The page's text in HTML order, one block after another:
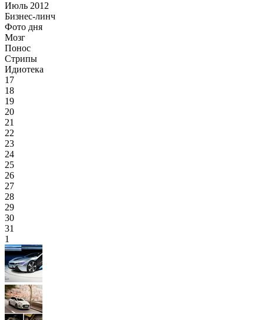
Июль 2012
Бизнес-линч
Фото дня
Мозг
Понос
Стрипы
Идиотека
17
18
19
20
21
22
23
24
25
26
27
28
29
30
31
1